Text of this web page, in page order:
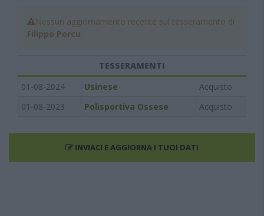
Nessun aggiornamento recente sul tesseramento di
Filippo Porcu
TESSERAMENTI
01-08-2024
Usinese
Acquisto
01-08-2023
Polisportiva Ossese Acquisto
INVIACI E AGGIORNA I TUOI DATI